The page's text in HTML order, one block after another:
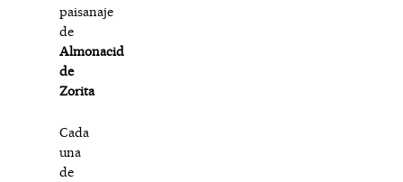
paisanaje
de
Almonacid
de
Zorita
Cada
una
de